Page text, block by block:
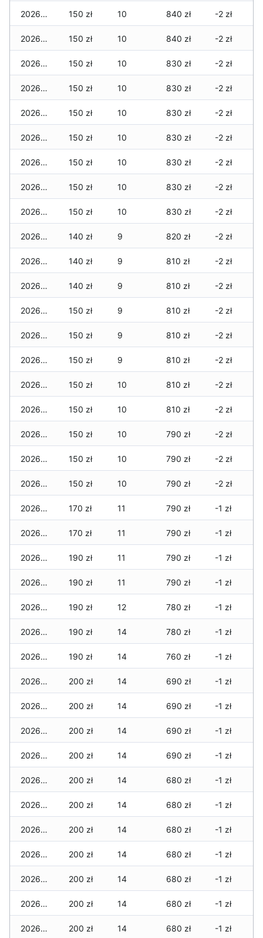
2026-07-12 150 zł 10 840 zł -2 zł
2026-07-11 150 zł 10 840 zł -2 zł
2026-07-10 150 zł 10 830 zł -2 zł
2026-07-09 150 zł 10 830 zł -2 zł
2026-07-08 150 zł 10 830 zł -2 zł
2026-07-07 150 zł 10 830 zł -2 zł
2026-07-06 150 zł 10 830 zł -2 zł
2026-07-05 150 zł 10 830 zł -2 zł
2026-07-04 150 zł 10 830 zł -2 zł
2026-07-03 140 zł 9 820 zł -2 zł
2026-07-02 140 zł 9 810 zł -2 zł
2026-07-01 140 zł 9 810 zł -2 zł
2026-06-30 150 zł 9 810 zł -2 zł
2026-06-28 150 zł 9 810 zł -2 zł
2026-06-27 150 zł 9 810 zł -2 zł
2026-06-26 150 zł 10 810 zł -2 zł
2026-06-25 150 zł 10 810 zł -2 zł
2026-06-24 150 zł 10 790 zł -2 zł
2026-06-23 150 zł 10 790 zł -2 zł
2026-06-22 150 zł 10 790 zł -2 zł
2026-06-21 170 zł 11 790 zł -1 zł
2026-06-20 170 zł 11 790 zł -1 zł
2026-06-19 190 zł 11 790 zł -1 zł
2026-06-18 190 zł 11 790 zł -1 zł
2026-06-17 190 zł 12 780 zł -1 zł
2026-06-16 190 zł 14 780 zł -1 zł
2026-06-15 190 zł 14 760 zł -1 zł
2026-06-14 200 zł 14 690 zł -1 zł
2026-06-13 200 zł 14 690 zł -1 zł
2026-06-12 200 zł 14 690 zł -1 zł
2026-06-11 200 zł 14 690 zł -1 zł
2026-06-10 200 zł 14 680 zł -1 zł
2026-06-09 200 zł 14 680 zł -1 zł
2026-06-07 200 zł 14 680 zł -1 zł
2026-06-06 200 zł 14 680 zł -1 zł
2026-06-05 200 zł 14 680 zł -1 zł
2026-06-04 200 zł 14 680 zł -1 zł
2026-06-03 200 zł 14 680 zł -1 zł